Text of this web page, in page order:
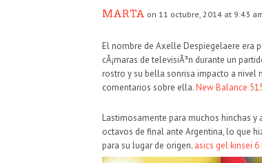
MARTA on 11 octubre, 2014 at 9:43 am
El nombre de Axelle Despiegelaere era
cÃ¡maras de televisiÃ³n durante un
rostro y su bella sonrisa impacto a nivel
comentarios sobre ella.New Balance
Lastimosamente para muchos hinchas y
octavos de final ante Argentina, lo que
para su lugar de origen. asics gel kinsei